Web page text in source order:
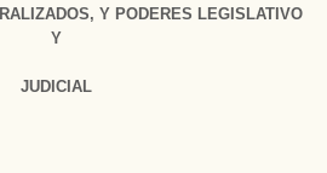
Y PODERES LEGISLATIVO
Y
JUDICIAL